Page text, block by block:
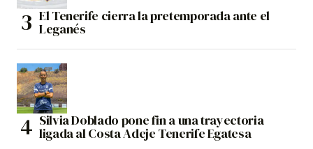
El Tenerife cierra la pretemporada ante el
Leganés
Silvia Doblado pone fin a una trayectoria
ligada al Costa Adeje Tenerife Egatesa